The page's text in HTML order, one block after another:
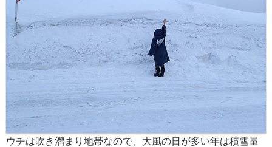
ウチは吹き溜まり地帯なので、大風の日が多い年は積雪量